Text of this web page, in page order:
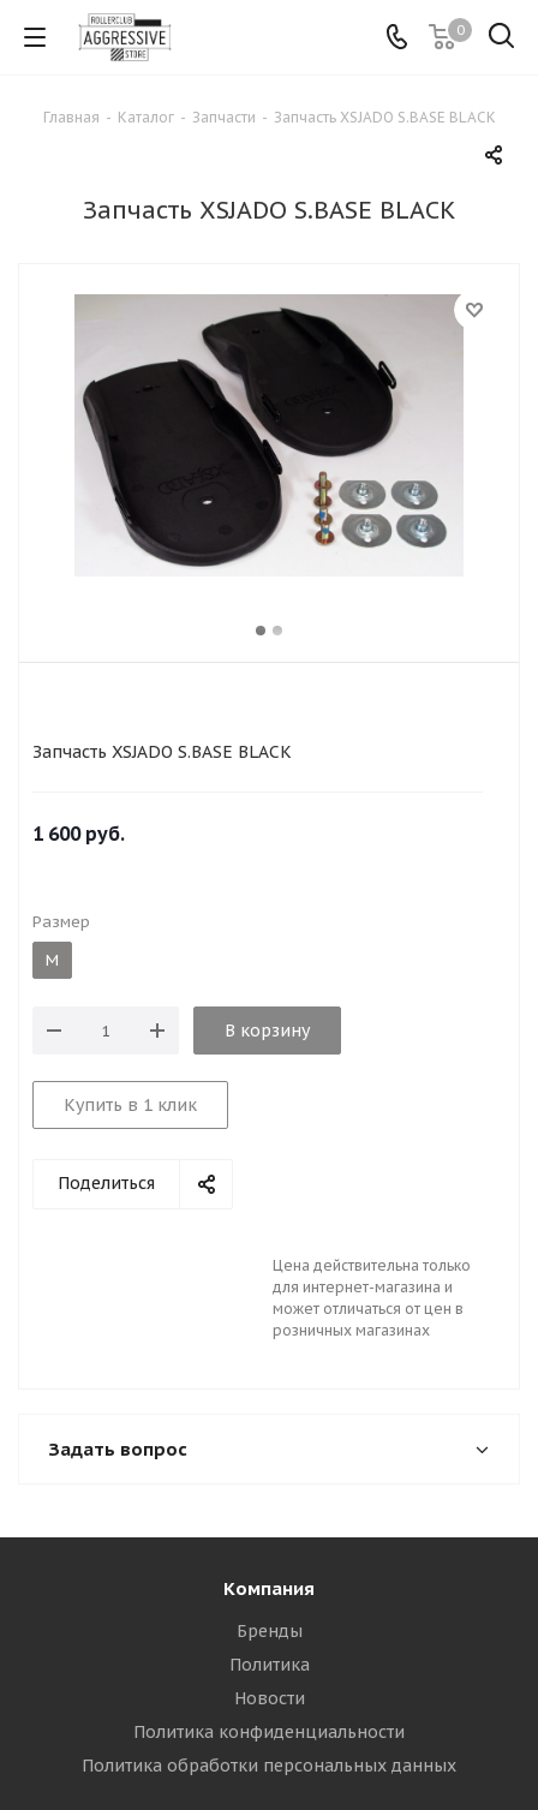
0
Главная - Каталог - Запчасти - Запчасть XSJADO S.BASE BLACK
Запчасть XSJADO S.BASE BLACK
Запчасть XSJADO S.BASE BLACK
1 600руб.
Размер
M
В корзину
Купить в 1 клик
Поделиться
Цена действительна только
для интернет-магазина и
может отличаться от цен в
розничных магазинах
Задать вопрос
Компания
Бренды
Политика
Новости
Политика конфиденциальности
Политика обработки персональных данных